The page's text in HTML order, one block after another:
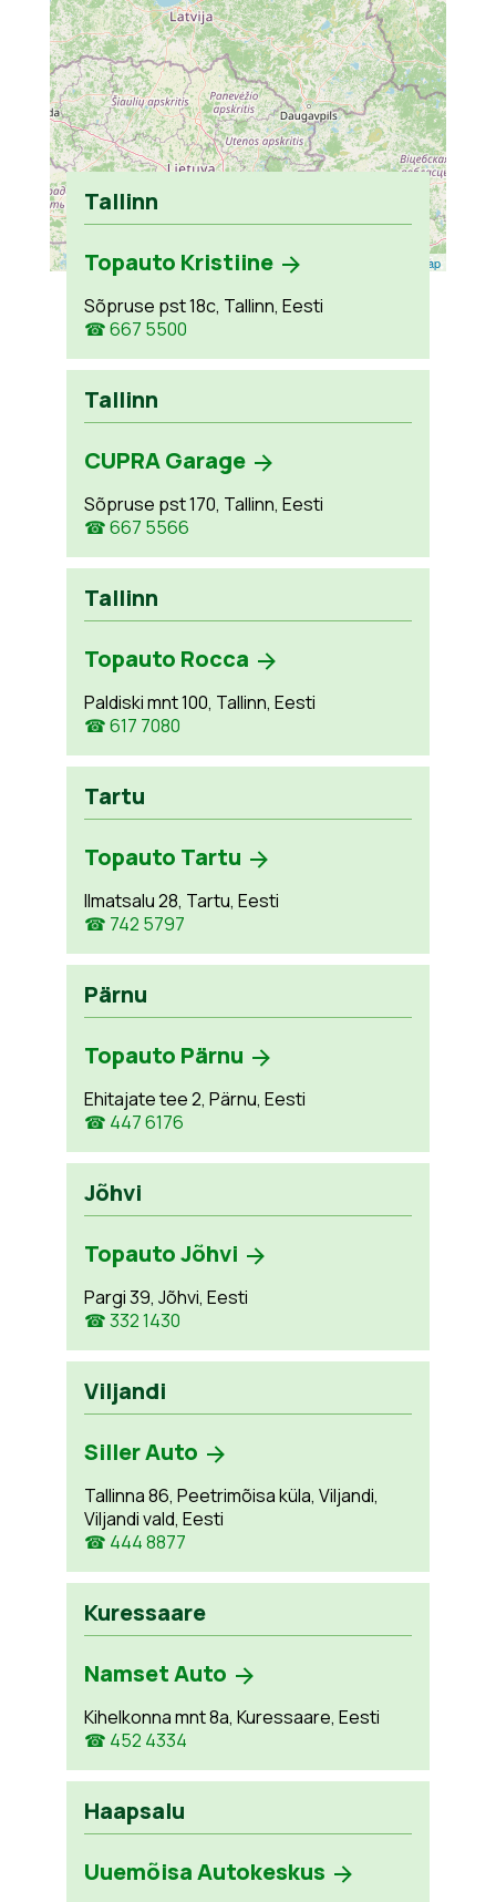
Leaflet OpenStreetMap
Tallinn
Topauto Kristiine
Sõpruse pst 18c, Tallinn, Eesti
☎ 667 5500
Tallinn
CUPRA Garage
Sõpruse pst 170, Tallinn, Eesti
☎ 667 5566
Tallinn
Topauto Rocca
Paldiski mnt 100, Tallinn, Eesti
☎ 617 7080
Tartu
Topauto Tartu
Ilmatsalu 28, Tartu, Eesti
☎ 742 5797
Pärnu
Topauto Pärnu
Ehitajate tee 2, Pärnu, Eesti
☎ 447 6176
Jõhvi
Topauto Jõhvi
Pargi 39, Jõhvi, Eesti
☎ 332 1430
Viljandi
Siller Auto
Tallinna 86, Peetrimõisa küla, Viljandi,
Viljandi vald, Eesti
☎ 444 8877
Kuressaare
Namset Auto
Kihelkonna mnt 8a, Kuressaare, Eesti
☎ 452 4334
Haapsalu
Uuemõisa Autokeskus